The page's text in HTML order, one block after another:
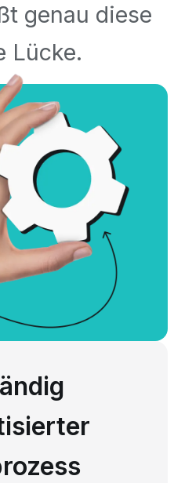
genau diese
Lücke.